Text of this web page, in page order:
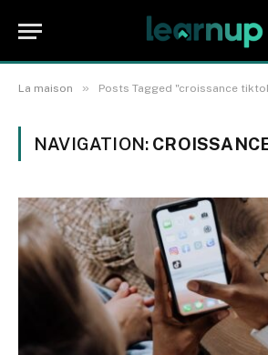
La maison » Posts Tagged "croissance
NAVIGATION: